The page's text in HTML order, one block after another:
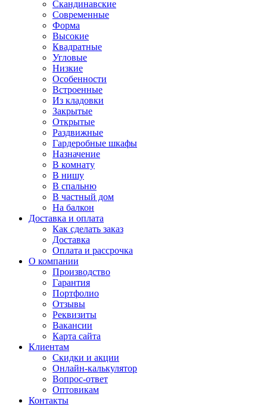
Скандинавские
Современные
Форма
Высокие
Квадратные
Угловые
Низкие
Особенности
Встроенные
Из кладовки
Закрытые
Открытые
Раздвижные
Гардеробные шкафы
Назначение
В комнату
В нишу
В спальню
В частный дом
На балкон
Доставка и оплата
Как сделать заказ
Доставка
Оплата и рассрочка
О компании
Производство
Гарантия
Портфолио
Отзывы
Реквизиты
Вакансии
Карта сайта
Клиентам
Скидки и акции
Онлайн-калькулятор
Вопрос-ответ
Оптовикам
Контакты